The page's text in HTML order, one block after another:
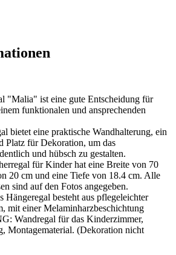
"Malia" ist eine gute Entscheidung für
funktionalen und ansprechenden
bietet eine praktische Wandhalterung, ein
Platz für Dekoration, um das
und hübsch zu gestalten.
für Kinder hat eine Breite von 70
20 cm und eine Tiefe von 18.4 cm. Alle
sind auf den Fotos angegeben.
besteht aus pflegeleichter
mit einer Melaminharzbeschichtung
Wandregal für das Kinderzimmer,
Montagematerial. (Dekoration nicht